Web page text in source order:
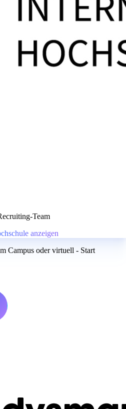
Team
anzeigen
Campus oder virtuell - Start